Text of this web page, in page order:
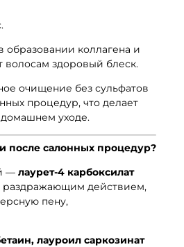
коллагена и
волосам здоровый блеск.
очищение без сульфатов
процедур, что делает
уходе.
после салонных процедур?
— лаурет-4 карбоксилат
раздражающим действием,
пену,
лауроил саркозинат